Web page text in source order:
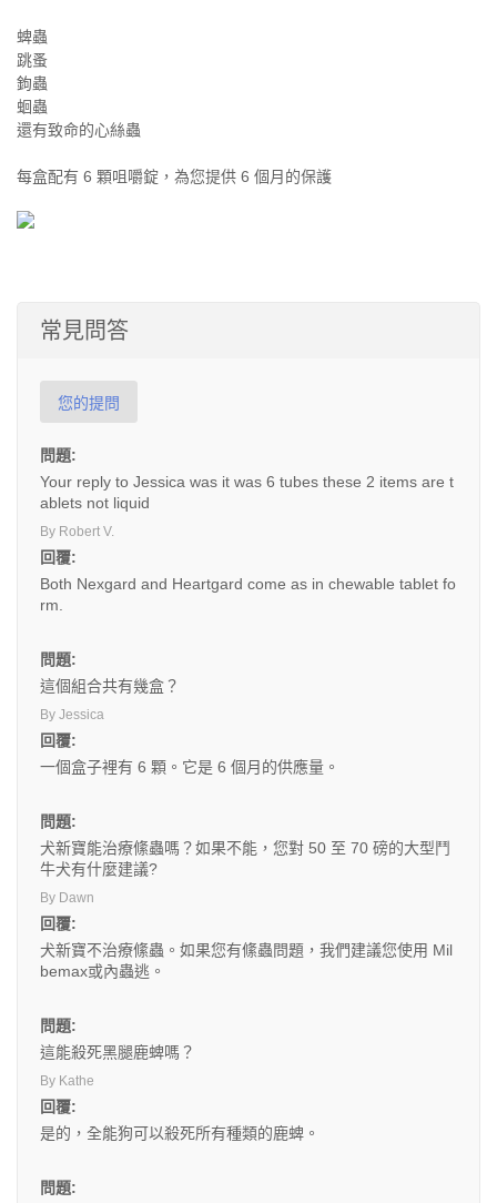
蜱蟲
跳蚤
鉤蟲
蛔蟲
還有致命的心絲蟲
每盒配有 6 顆咀嚼錠，為您提供 6 個月的保護
常見問答
您的提問
問題:
Your reply to Jessica was it was 6 tubes these 2 items are t
ablets not liquid
By Robert V.
回覆:
Both Nexgard and Heartgard come as in chewable tablet fo
rm.
問題:
這個組合共有幾盒？
By Jessica
回覆:
一個盒子裡有 6 顆。它是 6 個月的供應量。
問題:
犬新寶能治療絛蟲嗎？如果不能，您對 50 至 70 磅的大型鬥
牛犬有什麼建議?
By Dawn
回覆:
犬新寶不治療絛蟲。如果您有絛蟲問題，我們建議您使用 Mil
bemax或內蟲逃。
問題:
這能殺死黑腿鹿蜱嗎？
By Kathe
回覆:
是的，全能狗可以殺死所有種類的鹿蜱。
問題: